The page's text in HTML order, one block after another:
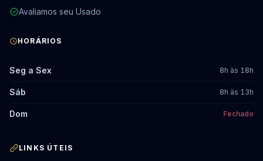
Avaliamos seu Usado
HORÁRIOS
Seg a Sex 8h às 18h
Sáb 8h às 13h
Dom Fechado
LINKS ÚTEIS